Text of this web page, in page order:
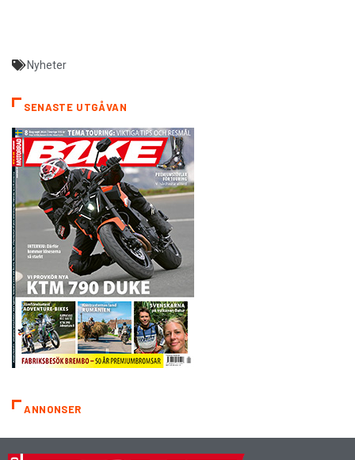
Nyheter
SENASTE UTGÅVAN
ANNONSER